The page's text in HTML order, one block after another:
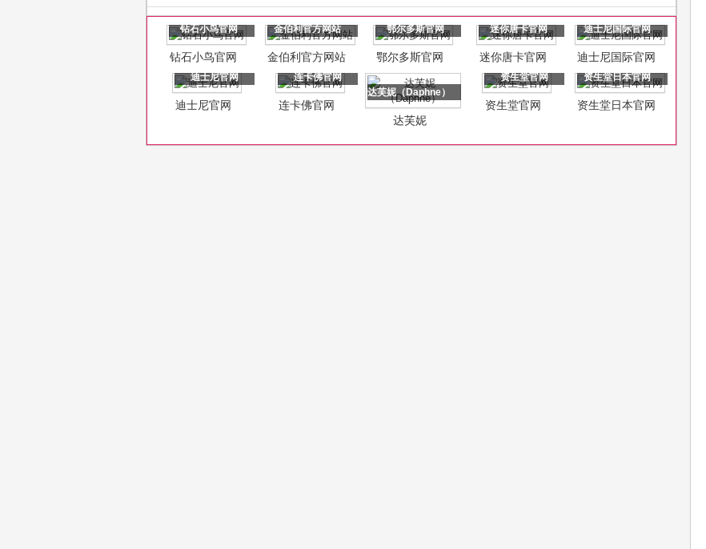
钻石小鸟官网
钻石小鸟官网
金伯利官方网站
金伯利官方网站
鄂尔多斯官网
鄂尔多斯官网
迷你唐卡官网
迷你唐卡官网
迪士尼国际官网
迪士尼国际官网
迪士尼官网
迪士尼官网
连卡佛官网
连卡佛官网
达芙妮（Daphne）
达芙妮
资生堂官网
资生堂官网
资生堂日本官网
资生堂日本官网